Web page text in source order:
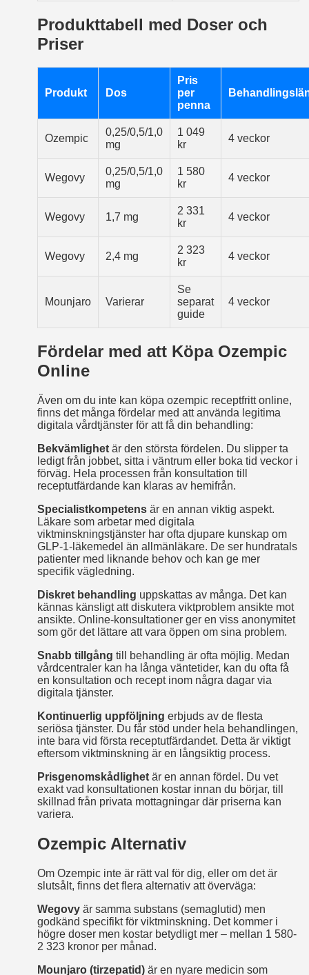
Produkttabell med Doser och
Priser
Produkt Dos
Pris
per
penna
Ozempic
0,25/0,5/1,0
mg
1 049
kr
4 veckor
Wegovy
0,25/0,5/1,0
mg
1 580
kr
4 veckor
Wegovy 1,7 mg
2 331
kr
4 veckor
Wegovy 2,4 mg
2 323
kr
4 veckor
Mounjaro Varierar
Se
separat
guide
4 veckor
Fördelar med att Köpa Ozempic
Online
Även om du inte kan köpa ozempic receptfritt online,
finns det många fördelar med att använda legitima
digitala vårdtjänster för att få din behandling:
Bekvämlighetär den största fördelen. Du slipper ta
ledigt från jobbet, sitta i väntrum eller boka tid veckor i
förväg. Hela processen från konsultation till
receptutfärdande kan klaras av hemifrån.
Specialistkompetensär en annan viktig aspekt.
Läkare som arbetar med digitala
viktminskningstjänster har ofta djupare kunskap om
GLP-1-läkemedel än allmänläkare. De ser hundratals
patienter med liknande behov och kan ge mer
specifik vägledning.
Diskret behandling uppskattas av många. Det kan
kännas känsligt att diskutera viktproblem ansikte mot
ansikte. Online-konsultationer ger en viss anonymitet
som gör det lättare att vara öppen om sina problem.
Snabb tillgång till behandling är ofta möjlig. Medan
vårdcentraler kan ha långa väntetider, kan du ofta få
en konsultation och recept inom några dagar via
digitala tjänster.
Kontinuerlig uppföljning erbjuds av de flesta
seriösa tjänster. Du får stöd under hela behandlingen,
inte bara vid första receptutfärdandet. Detta är viktigt
eftersom viktminskning är en långsiktig process.
Prisgenomskådlighetär en annan fördel. Du vet
exakt vad konsultationen kostar innan du börjar, till
skillnad från privata mottagningar där priserna kan
variera.
Ozempic Alternativ
Om Ozempic inte är rätt val för dig, eller om det är
slutsålt, finns det flera alternativ att överväga:
Wegovyär samma substans (semaglutid) men
godkänd specifikt för viktminskning. Det kommer i
högre doser men kostar betydligt mer – mellan 1 580-
2 323 kronor per månad.
Mounjaro (tirzepatid)är en nyare medicin som